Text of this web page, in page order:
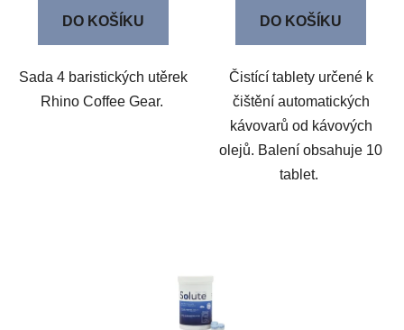
DO KOŠÍKU
Sada 4 baristických utěrek
Rhino Coffee Gear.
DO KOŠÍKU
Čistící tablety určené k
čištění automatických
kávovarů od kávových
olejů. Balení obsahuje 10
tablet.